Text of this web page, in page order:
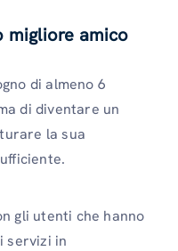
migliore amico
di almeno 6
di diventare un
la sua
gli utenti che hanno
servizi in